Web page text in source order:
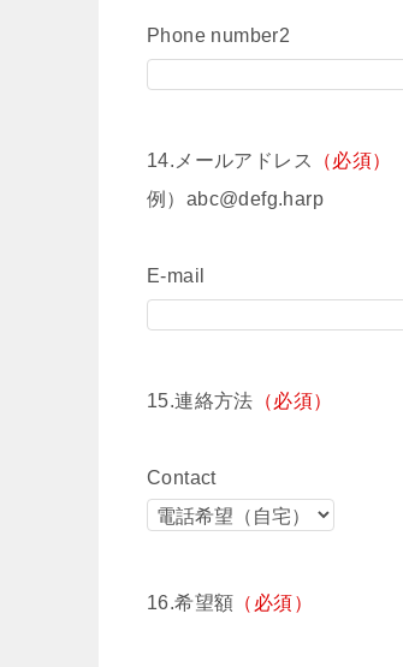
Phone number2
14.メールアドレス
（必須）
例）abc@defg.harp
E-mail
15.連絡方法 （必須）
Contact
16.希望額 （必須）